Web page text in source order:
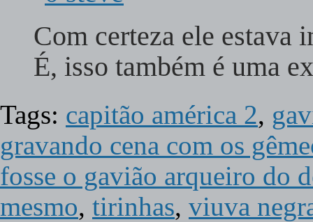
Com certeza ele estava
É, isso também é uma
Tags: capitão américa 2,
gravando cena com os
fosse o gavião arqueiro do
mesmo, tirinhas, viuva